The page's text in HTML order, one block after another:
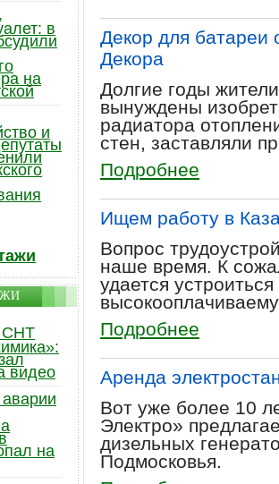
Декор для батареи
Декора
Долгие годы
вынуждены
радиатора
стен, заставляли
Подробнее
Ищем работу в
Вопрос
наше время. К
удается
Подробнее
Аренда
Вот уже более 10
Электро»
дизельных
Подмосковья.
в
на
и
СНТ
видео
на